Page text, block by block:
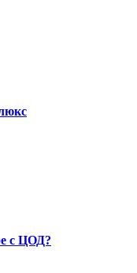
с ЦОД?